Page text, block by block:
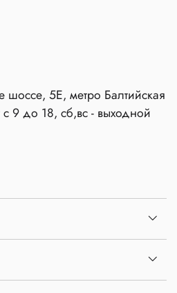
5Е, метро Балтийская
9 до 18, сб,вс - выходной